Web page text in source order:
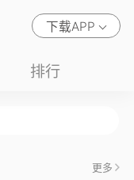
下载APP
排行
更多